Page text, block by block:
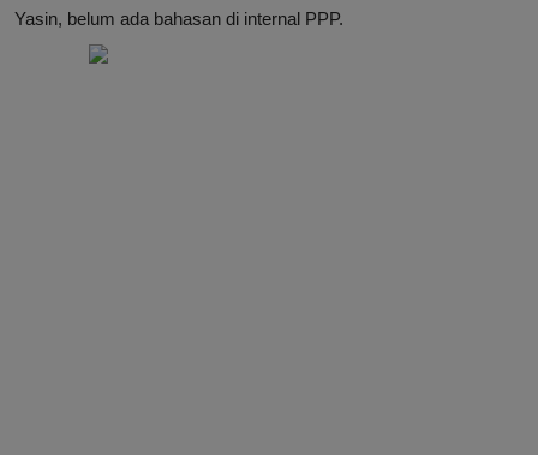
Yasin, belum ada bahasan di internal PPP.